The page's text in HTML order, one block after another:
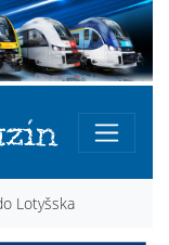
Lotyšska